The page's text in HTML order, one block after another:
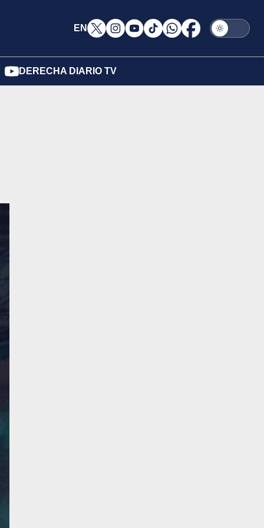
EN
DERECHA DIARIO TV